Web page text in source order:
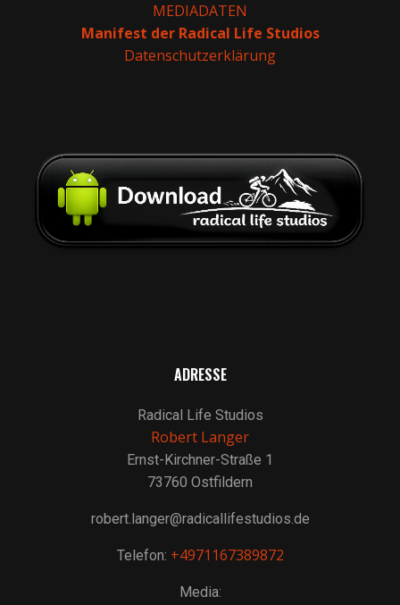
MEDIADATEN
Manifest der Radical Life Studios
Datenschutzerklärung
ADRESSE
Radical Life Studios
Robert Langer
Ernst-Kirchner-Straße 1
73760 Ostfildern
robert.langer@radicallifestudios.de
Telefon: +4971167389872
Media: